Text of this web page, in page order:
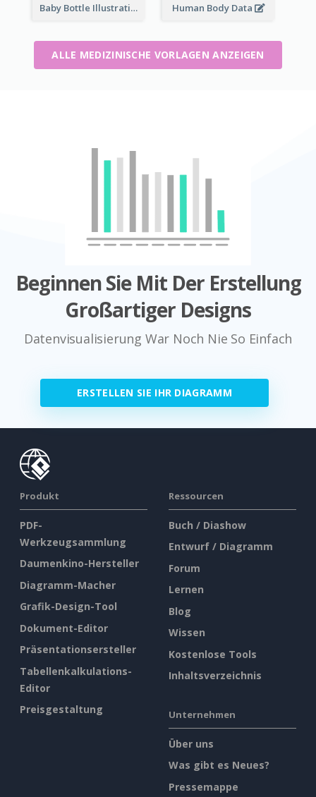
Baby Bottle Illustration Human Body Data
ALLE MEDIZINISCHE VORLAGEN ANZEIGEN
Beginnen Sie Mit Der Erstellung
Großartiger Designs
Datenvisualisierung War Noch Nie So Einfach
ERSTELLEN SIE IHR DIAGRAMM
Produkt
PDF-
Werkzeugsammlung
Daumenkino-Hersteller
Diagramm-Macher
Grafik-Design-Tool
Dokument-Editor
Präsentationsersteller
Tabellenkalkulations-
Editor
Preisgestaltung
Ressourcen
Buch / Diashow
Entwurf / Diagramm
Forum
Lernen
Blog
Wissen
Kostenlose Tools
Inhaltsverzeichnis
Unternehmen
Über uns
Was gibt es Neues?
Pressemappe